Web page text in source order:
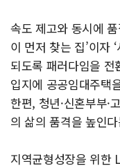
속도 제고와 동시에
이 먼저 찾는 집’이자
되도록 패러다임을
입지에 공공임대주택
한편, 청년·신혼부부·
의 삶의 품격을 높인
지역균형성장을 위한